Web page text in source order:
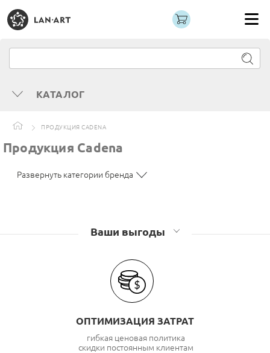
КАТАЛОГ
ПРОДУКЦИЯ CADENA
Продукция Cadena
Развернуть категории бренда
Ваши выгоды
ОПТИМИЗАЦИЯ ЗАТРАТ
гибкая ценовая политика
скидки постоянным клиентам